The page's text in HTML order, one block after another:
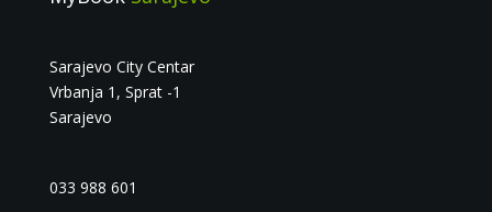
Sarajevo City Centar
Vrbanja 1, Sprat -1
Sarajevo
033 988 601